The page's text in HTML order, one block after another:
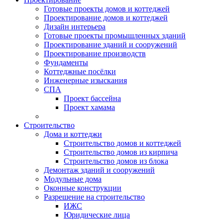
Готовые проекты домов и коттеджей
Проектирование домов и коттеджей
Дизайн интерьера
Готовые проекты промышленных зданий
Проектирование зданий и сооружений
Проектирование производств
Фундаменты
Коттеджные посёлки
Инженерные изыскания
СПА
Проект бассейна
Проект хамама
Строительство
Дома и коттеджи
Строительство домов и коттеджей
Строительство домов из кирпича
Строительство домов из блока
Демонтаж зданий и сооружений
Модульные дома
Оконные конструкции
Разрешение на строительство
ИЖС
Юридические лица